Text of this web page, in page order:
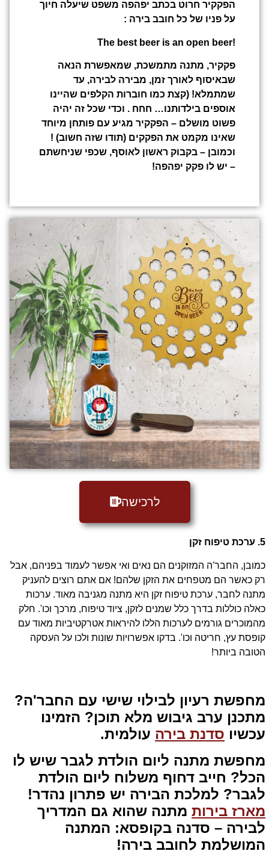
הפקקיר חרוט בכתב יפהפה משפט שיעלה חיוך
על פניו של כל חובב בירה :
!The best beer is an open beer
פקקיר, מתנה מתמשכת, שמאפשרת הנאה
שבאיסוף לאורך זמן, מבירה לבירה, עד
שמתמלא! (קצת כמו חוברות הקלפים שהיינו
אוספים בילדותנו… חחח . וכדי שכל זה יהיה
פשוט מושלם – הפקקיר מגיע עם פותחן מיוחד
שאינו מקמט את הפקקים (תודו שזה חשוב) !
וכמובן – בקבוק ראשון לאוסף, שכפי שניחשתם
– יש לו פקק יפהפה!
לרכישה
5. ערכת טיפוח זקן
כמובן, החבר'ה המזוקנים הם נאים ואי אפשר לעמוד בפניהם, אבל
רק כאשר הם מטפחים את הזקן שלהם! אם אתם רוצים להעניק
מתנה לחבר, ערכת טיפוח זקן היא מתנה מגניבה מאוד. ערכות
כאלה כוללות בדרך כלל שמנים לזקן, ציוד טיפוח, מרכך וכו'. חלק
מהמוכרים גורמים לערכות הללו להיראות אטרקטיביות מאוד עם
קופסת עץ, חריטה וכו'. בדקו אפשרויות שונות ולכו על העסקה
הטובה ביותר!
מחפשת רעיון לבילוי שישי עם החבר'ה?
מתכנן ערב גיבוש מלא תוכן? הזמינו
עכשיו סדנת בירה עולמית.
מחפשת מתנה ליום הולדת לגבר שיש לו
הכל? חייב דחוף משלוח ליום הולדת
לגבר? למלכת הבירה יש פתרון נהדר!
מארז בירות מתנה שהוא גם המדריך
לבירה – סדנה בקופסא: המתנה
המושלמת לחובב בירה!